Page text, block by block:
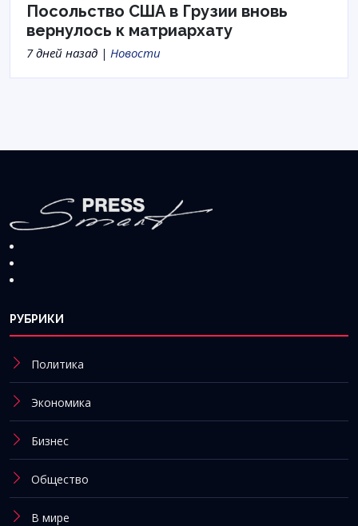
Посольство США в Грузии вновь
вернулось к матриархату
7 дней назад | Новости
РУБРИКИ
Политика
Экономика
Бизнес
Общество
В мире